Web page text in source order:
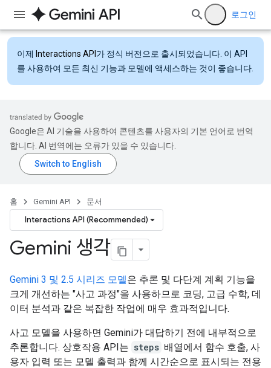
로그인
이제 Interactions API 가 정식 버전으로 출시되었습니다. 이 API
를 사용하여 모든 최신 기능과 모델에 액세스하는 것이 좋습니다.
Google은 AI 기술을 사용하여 콘텐츠를 사용자의 기본 언어로 번역
합니다. AI 번역에는 오류가 있을 수 있습니다.
홈 Gemini API 문서
Interactions API (Recommended)
Gemini 생각
Gemini 3 및 2.5 시리즈 모델은 추론 및 다단계 계획 기능을
크게 개선하는 "사고 과정"을 사용하므로 코딩, 고급 수학, 데
이터 분석과 같은 복잡한 작업에 매우 효과적입니다.
사고 모델을 사용하면 Gemini가 대답하기 전에 내부적으로
추론합니다. 상호작용 API는 steps 배열에서 함수 호출, 사
용자 입력 또는 모델 출력과 함께 시간순으로 표시되는 전용